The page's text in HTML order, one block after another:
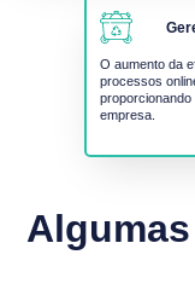
O aumento da
processos
empresa.